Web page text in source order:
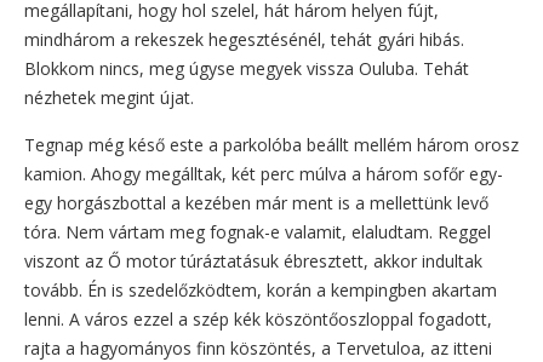
megállapítani, hogy hol szelel, hát három helyen fújt,
mindhárom a rekeszek hegesztésénél, tehát gyári hibás.
Blokkom nincs, meg úgyse megyek vissza Ouluba. Tehát
nézhetek megint újat.
Tegnap még késő este a parkolóba beállt mellém három orosz
kamion. Ahogy megálltak, két perc múlva a három sofőr egy-
egy horgászbottal a kezében már ment is a mellettünk levő
tóra. Nem vártam meg fognak-e valamit, elaludtam. Reggel
viszont az Ő motor túráztatásuk ébresztett, akkor indultak
tovább. Én is szedelőzködtem, korán a kempingben akartam
lenni. A város ezzel a szép kék köszöntőoszloppal fogadott,
rajta a hagyományos finn köszöntés, a Tervetuloa, az itteni